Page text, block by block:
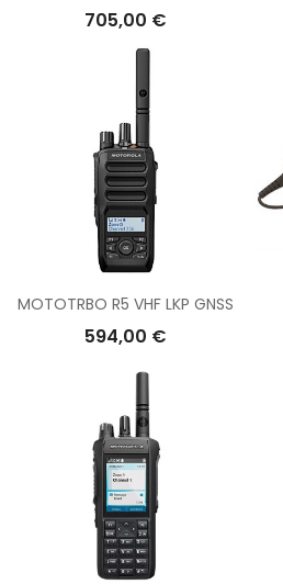
705,00 €
MOTOTRBO R5 VHF LKP GNSS
594,00 €